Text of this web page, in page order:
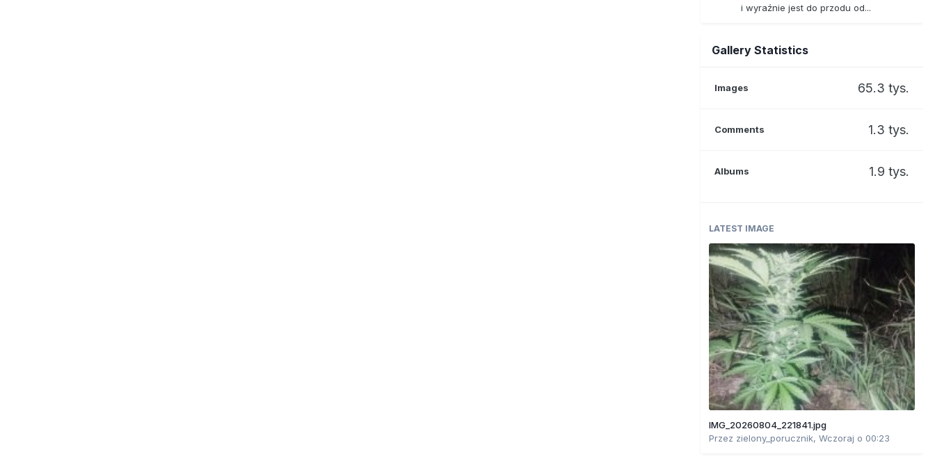
i wyraźnie jest do przodu od...
Gallery Statistics
Images 65.3 tys.
Comments 1.3 tys.
Albums 1.9 tys.
LATEST IMAGE
IMG_20260804_221841.jpg
Przez zielony_porucznik, Wczoraj o 00:23